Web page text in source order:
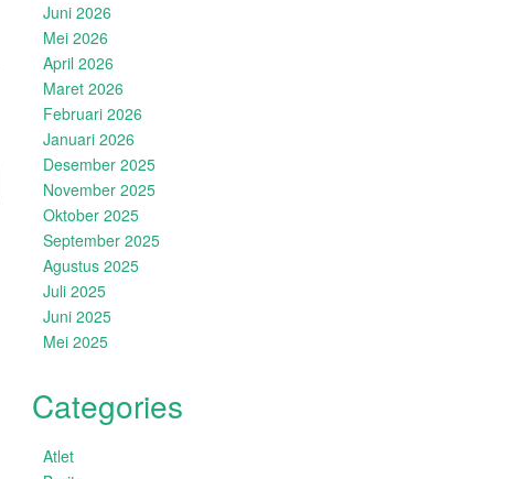
Juni 2026
Mei 2026
April 2026
Maret 2026
Februari 2026
Januari 2026
Desember 2025
November 2025
Oktober 2025
September 2025
Agustus 2025
Juli 2025
Juni 2025
Mei 2025
Categories
Atlet